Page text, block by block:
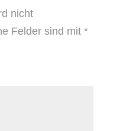
nicht
Felder sind mit *